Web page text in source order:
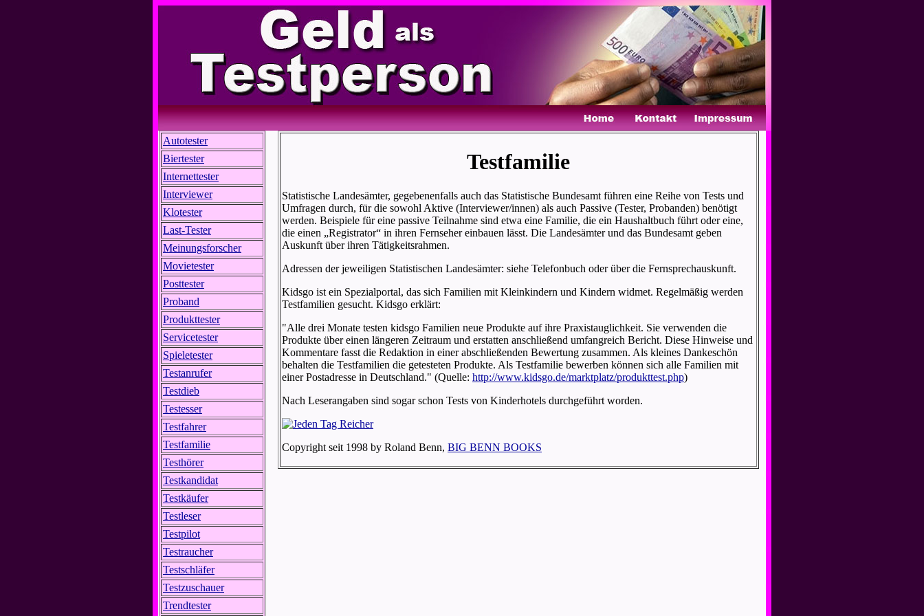
Autotester
Biertester
Internettester
Interviewer
Klotester
Last-Tester
Meinungsforscher
Movietester
Posttester
Proband
Produkttester
Servicetester
Spieletester
Testanrufer
Testdieb
Testesser
Testfahrer
Testfamilie
Testhörer
Testkandidat
Testkäufer
Testleser
Testpilot
Testraucher
Testschläfer
Testzuschauer
Trendtester
Testfamilie
Statistische Landesämter, gegebenenfalls auch das Statistische Bundesamt führen eine Reihe von Tests und
Umfragen durch, für die sowohl Aktive (Interviewer/innen) als auch Passive (Tester, Probanden) benötigt
werden. Beispiele für eine passive Teilnahme sind etwa eine Familie, die ein Haushaltbuch führt oder eine,
die einen „Registrator“ in ihren Fernseher einbauen lässt. Die Landesämter und das Bundesamt geben
Auskunft über ihren Tätigkeitsrahmen.
Adressen der jeweiligen Statistischen Landesämter: siehe Telefonbuch oder über die Fernsprechauskunft.
Kidsgo ist ein Spezialportal, das sich Familien mit Kleinkindern und Kindern widmet. Regelmäßig werden
Testfamilien gesucht. Kidsgo erklärt:
"Alle drei Monate testen kidsgo Familien neue Produkte auf ihre Praxistauglichkeit. Sie verwenden die
Produkte über einen längeren Zeitraum und erstatten anschließend umfangreich Bericht. Diese Hinweise und
Kommentare fasst die Redaktion in einer abschließenden Bewertung zusammen. Als kleines Dankeschön
behalten die Testfamilien die getesteten Produkte. Als Testfamilie bewerben können sich alle Familien mit
einer Postadresse in Deutschland." (Quelle: http://www.kidsgo.de/marktplatz/produkttest.php)
Nach Leserangaben sind sogar schon Tests von Kinderhotels durchgeführt worden.
Copyright seit 1998 by Roland Benn, BIG BENN BOOKS